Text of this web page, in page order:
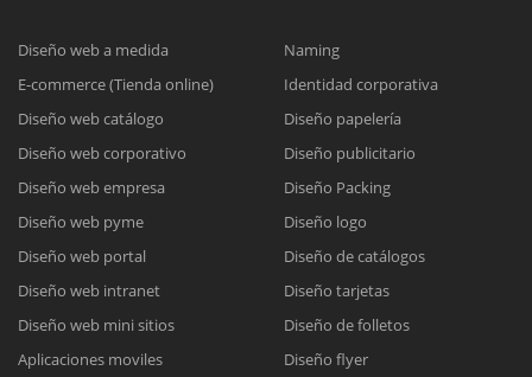
Diseño web a medida
E-commerce (Tienda online)
Diseño web catálogo
Diseño web corporativo
Diseño web empresa
Diseño web pyme
Diseño web portal
Diseño web intranet
Diseño web mini sitios
Aplicaciones moviles
Naming
Identidad corporativa
Diseño papelería
Diseño publicitario
Diseño Packing
Diseño logo
Diseño de catálogos
Diseño tarjetas
Diseño de folletos
Diseño flyer